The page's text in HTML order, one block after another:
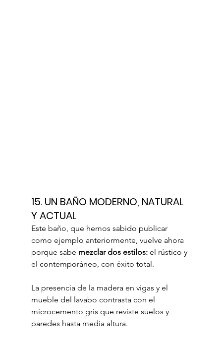
15. UN BAÑO MODERNO, NATURAL
Y ACTUAL
Este baño, que hemos sabido publicar
como ejemplo anteriormente, vuelve ahora
porque sabe mezclar dos estilos: el rústico y
el contemporáneo, con éxito total.
La presencia de la madera en vigas y el
mueble del lavabo contrasta con el
microcemento gris que reviste suelos y
paredes hasta media altura.